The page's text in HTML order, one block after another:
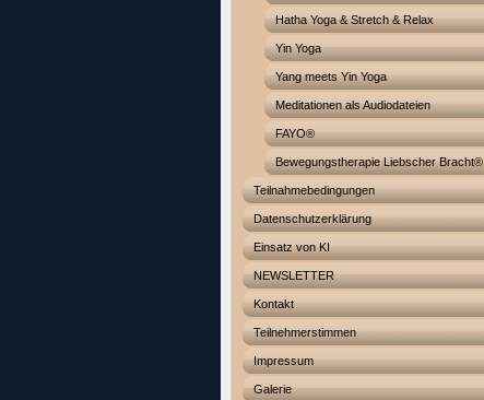
Hatha Yoga & Stretch & Relax
Yin Yoga
Yang meets Yin Yoga
Meditationen als Audiodateien
FAYO®
Bewegungstherapie Liebscher Bracht®
Teilnahmebedingungen
Datenschutzerklärung
Einsatz von KI
NEWSLETTER
Kontakt
Teilnehmerstimmen
Impressum
Galerie